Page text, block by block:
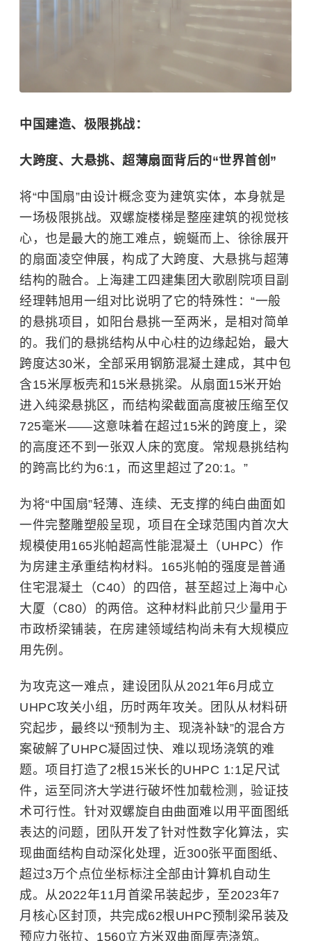
中国建造、极限挑战：
大跨度、大悬挑、超薄扇面背后的“世界首创”
将“中国扇”由设计概念变为建筑实体，本身就是
一场极限挑战。双螺旋楼梯是整座建筑的视觉核
心，也是最大的施工难点，蜿蜒而上、徐徐展开
的扇面凌空伸展，构成了大跨度、大悬挑与超薄
结构的融合。上海建工四建集团大歌剧院项目副
经理韩旭用一组对比说明了它的特殊性：“一般
的悬挑项目，如阳台悬挑一至两米，是相对简单
的。我们的悬挑结构从中心柱的边缘起始，最大
跨度达30米，全部采用钢筋混凝土建成，其中包
含15米厚板壳和15米悬挑梁。从扇面15米开始
进入纯梁悬挑区，而结构梁截面高度被压缩至仅
725毫米——这意味着在超过15米的跨度上，梁
的高度还不到一张双人床的宽度。常规悬挑结构
的跨高比约为6:1，而这里超过了20:1。”
为将“中国扇”轻薄、连续、无支撑的纯白曲面如
一件完整雕塑般呈现，项目在全球范围内首次大
规模使用165兆帕超高性能混凝土（UHPC）作
为房建主承重结构材料。165兆帕的强度是普通
住宅混凝土（C40）的四倍，甚至超过上海中心
大厦（C80）的两倍。这种材料此前只少量用于
市政桥梁铺装，在房建领域结构尚未有大规模应
用先例。
为攻克这一难点，建设团队从2021年6月成立
UHPC攻关小组，历时两年攻关。团队从材料研
究起步，最终以“预制为主、现浇补缺”的混合方
案破解了UHPC凝固过快、难以现场浇筑的难
题。项目打造了2根15米长的UHPC 1:1足尺试
件，运至同济大学进行破坏性加载检测，验证技
术可行性。针对双螺旋自由曲面难以用平面图纸
表达的问题，团队开发了针对性数字化算法，实
现曲面结构自动深化处理，近300张平面图纸、
超过3万个点位坐标标注全部由计算机自动生
成。从2022年11月首梁吊装起步，至2023年7
月核心区封顶，共完成62根UHPC预制梁吊装及
预应力张拉、1560立方米双曲面厚壳浇筑。